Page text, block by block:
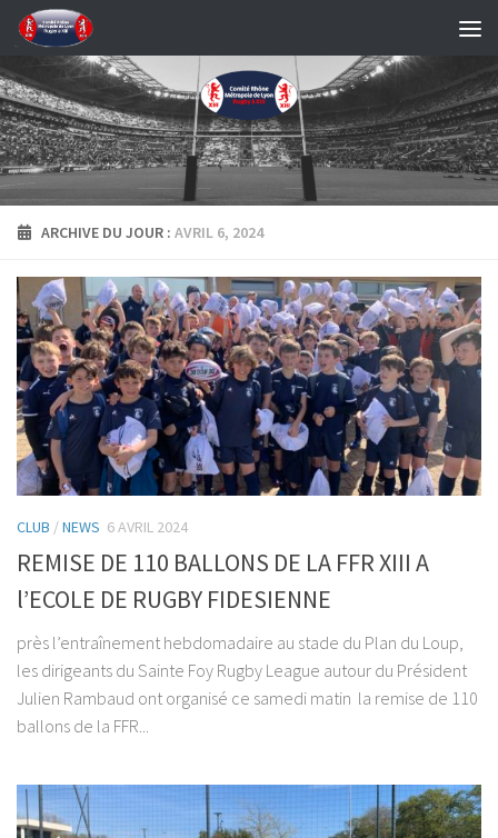
Skip to content
ARCHIVE DU JOUR : AVRIL 6, 2024
CLUB /NEWS 6 AVRIL 2024
REMISE DE 110 BALLONS DE LA FFR XIII A
l’ECOLE DE RUGBY FIDESIENNE
près l’entraînement hebdomadaire au stade du Plan du Loup,
les dirigeants du Sainte Foy Rugby League autour du Président
Julien Rambaud ont organisé ce samedi matin la remise de 110
ballons de la FFR...